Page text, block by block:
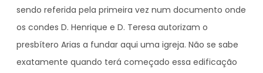
sendo referida pela primeira vez num documento onde
os condes D. Henrique e D. Teresa autorizam o
presbítero Arias a fundar aqui uma igreja. Não se sabe
exatamente quando terá começado essa edificação